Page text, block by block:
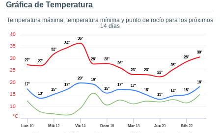
que se
a este
las
y
forma
digital
basada
Gráfica de Temperatura
Temperatura máxima, temperatura mínima y punto de rocío para los próximos
14 días
Lun 10 Mié 12 Vie 14 Dom16 Mar18 Jue 20 Sáb22
10
15
20
25
30
35
40
°C
27° 27°
32°
34°
36°
28°
28°
26°
23°
23°
22°
25°
28°
30°
17°
13°
15°
17°
20°
19°
15°
17°
17°
15°
13°
14° 15°
18°